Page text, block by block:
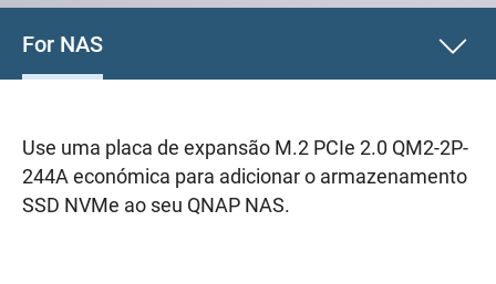
For NAS
Use uma placa de expansão M.2 PCIe 2.0 QM2-2P-
244A económica para adicionar o armazenamento
SSD NVMe ao seu QNAP NAS.